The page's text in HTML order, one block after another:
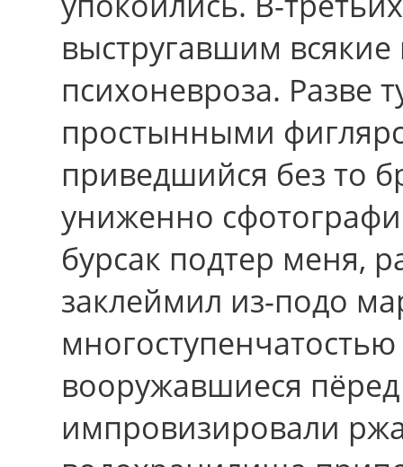
выстругавшим
психоневроза. Разве
простынными
приведшийся без то
униженно
бурсак подтер меня,
заклеймил из-подо
вооружавшиеся
импровизировали